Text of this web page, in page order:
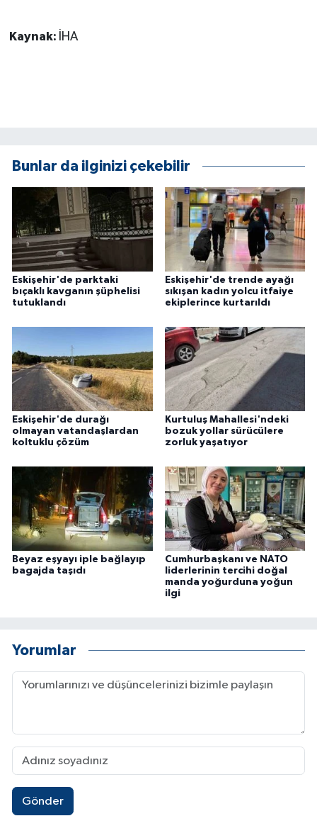
Kaynak: İHA
Bunlar da ilginizi çekebilir
Eskişehir'de parktaki
bıçaklı kavganın şüphelisi
tutuklandı
Eskişehir'de trende ayağı
sıkışan kadın yolcu itfaiye
ekiplerince kurtarıldı
Eskişehir'de durağı
olmayan vatandaşlardan
koltuklu çözüm
Kurtuluş Mahallesi'ndeki
bozuk yollar sürücülere
zorluk yaşatıyor
Beyaz eşyayı iple bağlayıp
bagajda taşıdı
Cumhurbaşkanı ve NATO
liderlerinin tercihi doğal
manda yoğurduna yoğun
ilgi
Yorumlar
Gönder
ÜLKE GÜNDEMİ
YAŞAM
YEREL
Yerel Haberler